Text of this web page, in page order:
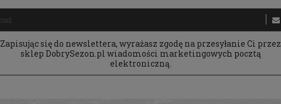
Zapisując się do newslettera, wyrażasz zgodę na przesyłanie Ci przez
sklep DobrySezon.pl wiadomości marketingowych pocztą
elektroniczną.